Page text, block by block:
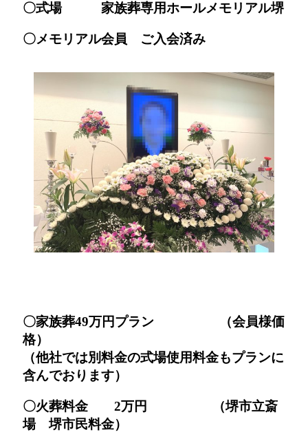
〇式場 家族葬専用ホールメモリアル堺
〇メモリアル会員 ご入会済み
〇家族葬49万円プラン （会員様価
格）
（他社では別料金の式場使用料金もプランに
含んでおります）
〇火葬料金 2万円 （堺市立斎
場 堺市民料金）